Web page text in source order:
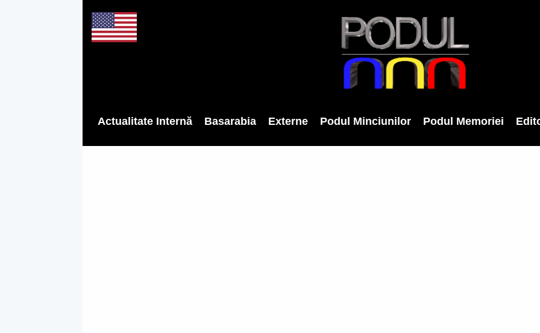
Actualitate Internă Basarabia Externe Podul Minciunilor Podul Memoriei